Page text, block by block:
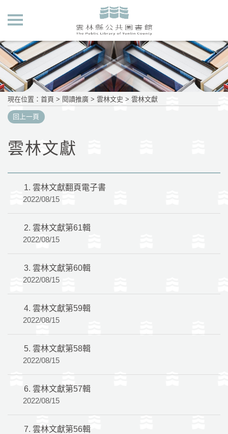
現在位置 ： 首頁 > 閱讀推廣 > 雲林文史 > 雲林文獻
回上一頁
雲林文獻
1. 雲林文獻翻頁電子書
2022/08/15
2. 雲林文獻第61輯
2022/08/15
3. 雲林文獻第60輯
2022/08/15
4. 雲林文獻第59輯
2022/08/15
5. 雲林文獻第58輯
2022/08/15
6. 雲林文獻第57輯
2022/08/15
7. 雲林文獻第56輯